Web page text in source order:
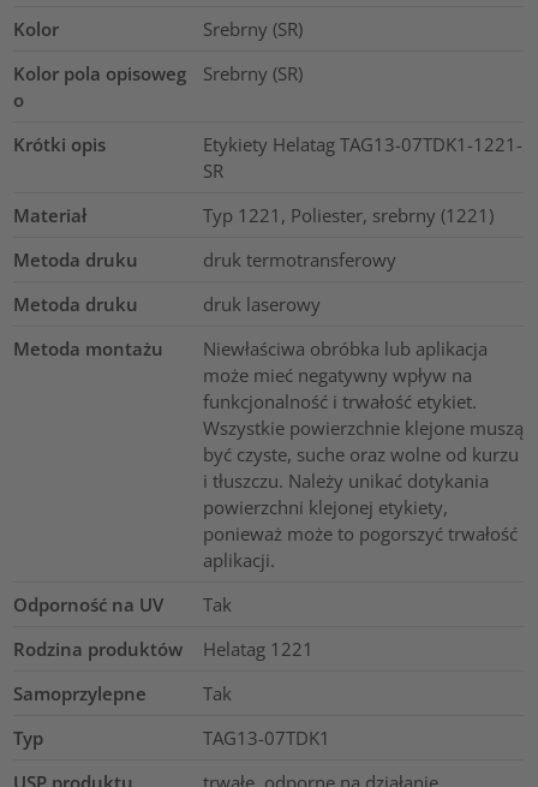
Kolor
Srebrny (SR)
Kolor pola opisoweg
o
Srebrny (SR)
Krótki opis
Etykiety Helatag TAG13-07TDK1-1221-
SR
Materiał
Typ 1221, Poliester, srebrny (1221)
Metoda druku
druk termotransferowy
Metoda druku
druk laserowy
Metoda montażu
Niewłaściwa obróbka lub aplikacja
może mieć negatywny wpływ na
funkcjonalność i trwałość etykiet.
Wszystkie powierzchnie klejone muszą
być czyste, suche oraz wolne od kurzu
i tłuszczu. Należy unikać dotykania
powierzchni klejonej etykiety,
ponieważ może to pogorszyć trwałość
aplikacji.
Odporność na UV
Tak
Rodzina produktów
Helatag 1221
Samoprzylepne
Tak
Typ
TAG13-07TDK1